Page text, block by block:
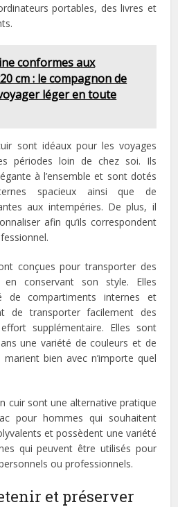
portables, des livres et
conformes aux
cm : le compagnon de
léger en toute
sont idéaux pour les voyages
périodes loin de chez soi. Ils
à l’ensemble et sont dotés
spacieux ainsi que de
aux intempéries. De plus, il
afin qu’ils correspondent
conçues pour transporter des
conservant son style. Elles
de compartiments internes et
de transporter facilement des
supplémentaire. Elles sont
une variété de couleurs et de
bien avec n’importe quel
cuir sont une alternative pratique
pour hommes qui souhaitent
et possèdent une variété
qui peuvent être utilisés pour
ou professionnels.
et préserver